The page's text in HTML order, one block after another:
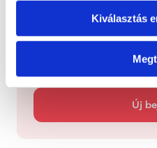
Kiválasztás
Jelezd nekünk, ha olyan
figyelmet vagy
Új